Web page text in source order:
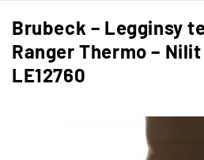
Brubeck – Legginsy
Ranger Thermo –
LE12760